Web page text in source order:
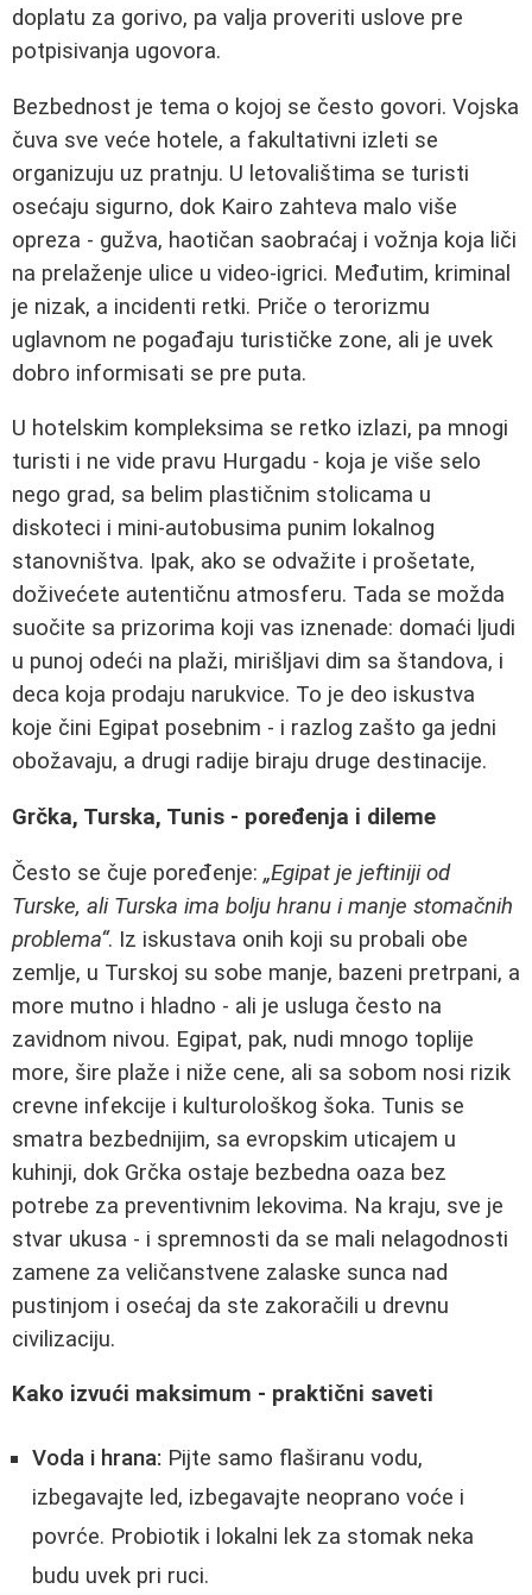
doplatu za gorivo, pa valja proveriti uslove pre
potpisivanja ugovora.
Bezbednost je tema o kojoj se često govori. Vojska
čuva sve veće hotele, a fakultativni izleti se
organizuju uz pratnju. U letovalištima se turisti
osećaju sigurno, dok Kairo zahteva malo više
opreza - gužva, haotičan saobraćaj i vožnja koja liči
na prelaženje ulice u video-igrici. Međutim, kriminal
je nizak, a incidenti retki. Priče o terorizmu
uglavnom ne pogađaju turističke zone, ali je uvek
dobro informisati se pre puta.
U hotelskim kompleksima se retko izlazi, pa mnogi
turisti i ne vide pravu Hurgadu - koja je više selo
nego grad, sa belim plastičnim stolicama u
diskoteci i mini-autobusima punim lokalnog
stanovništva. Ipak, ako se odvažite i prošetate,
doživećete autentičnu atmosferu. Tada se možda
suočite sa prizorima koji vas iznenade: domaći ljudi
u punoj odeći na plaži, mirišljavi dim sa štandova, i
deca koja prodaju narukvice. To je deo iskustva
koje čini Egipat posebnim - i razlog zašto ga jedni
obožavaju, a drugi radije biraju druge destinacije.
Grčka, Turska, Tunis - poređenja i dileme
Često se čuje poređenje: „Egipat je jeftiniji od
Turske, ali Turska ima bolju hranu i manje stomačnih
problema“. Iz iskustava onih koji su probali obe
zemlje, u Turskoj su sobe manje, bazeni pretrpani, a
more mutno i hladno - ali je usluga često na
zavidnom nivou. Egipat, pak, nudi mnogo toplije
more, šire plaže i niže cene, ali sa sobom nosi rizik
crevne infekcije i kulturološkog šoka. Tunis se
smatra bezbednijim, sa evropskim uticajem u
kuhinji, dok Grčka ostaje bezbedna oaza bez
potrebe za preventivnim lekovima. Na kraju, sve je
stvar ukusa - i spremnosti da se mali nelagodnosti
zamene za veličanstvene zalaske sunca nad
pustinjom i osećaj da ste zakoračili u drevnu
civilizaciju.
Kako izvući maksimum - praktični saveti
Voda i hrana: Pijte samo flaširanu vodu,
izbegavajte led, izbegavajte neoprano voće i
povrće. Probiotik i lokalni lek za stomak neka
budu uvek pri ruci.